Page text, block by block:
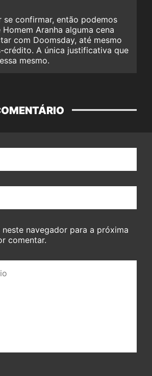
se confirmar, então podemos
Aranha alguma cena
com Doomsday, até mesmo
crédito. A única justificativa que
mesmo.
neste navegador para a próxima
comentar.